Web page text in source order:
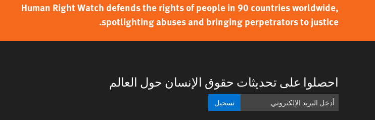
Human Right Watch defends the rights of people in 90 countries worldwide,
spotlighting abuses and bringing perpetrators to justice.
احصلوا على تحديثات حقوق الإنسان حول العالم
تسجيل